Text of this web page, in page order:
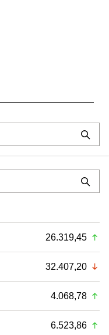
26.319,45
32.407,20
4.068,78
6.523,86